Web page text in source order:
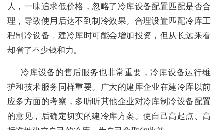
人，一味追求低价格，忽略了冷库设备配置匹配是否合
理，导致使用后达不到制冷效果。合理设置匹配冷库工
程制冷设备，建冷库时可能会增加投资，但从长远来看
却省了不少钱和力。
冷库设备的售后服务也非常重要，冷库设备运行维
护和技术服务同样重要。广大的建库企业在建冷库以前
应多方面的考察，多听听其他企业对冷库制冷设备配置
的意见，后确定切实的建冷库方案。使自己高起点、高